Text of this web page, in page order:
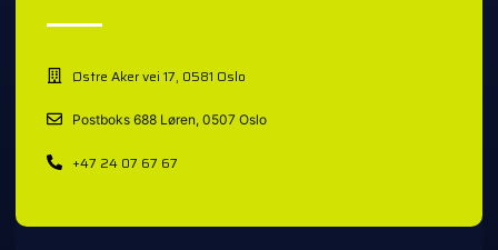
Østre Aker vei 17, 0581 Oslo
Postboks 688 Løren, 0507 Oslo
+47 24 07 67 67